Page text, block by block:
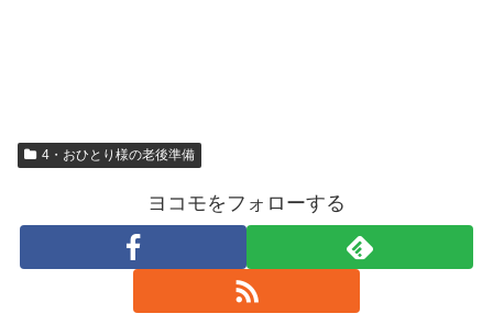
4・おひとり様の老後準備
ヨコモをフォローする